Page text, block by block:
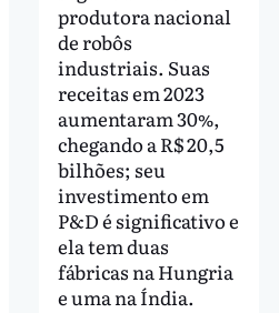
produtora nacional
de robôs
industriais. Suas
receitas em 2023
aumentaram 30%,
chegando a R$ 20,5
bilhões; seu
investimento em
P&D é significativo e
ela tem duas
fábricas na Hungria
e uma na Índia.